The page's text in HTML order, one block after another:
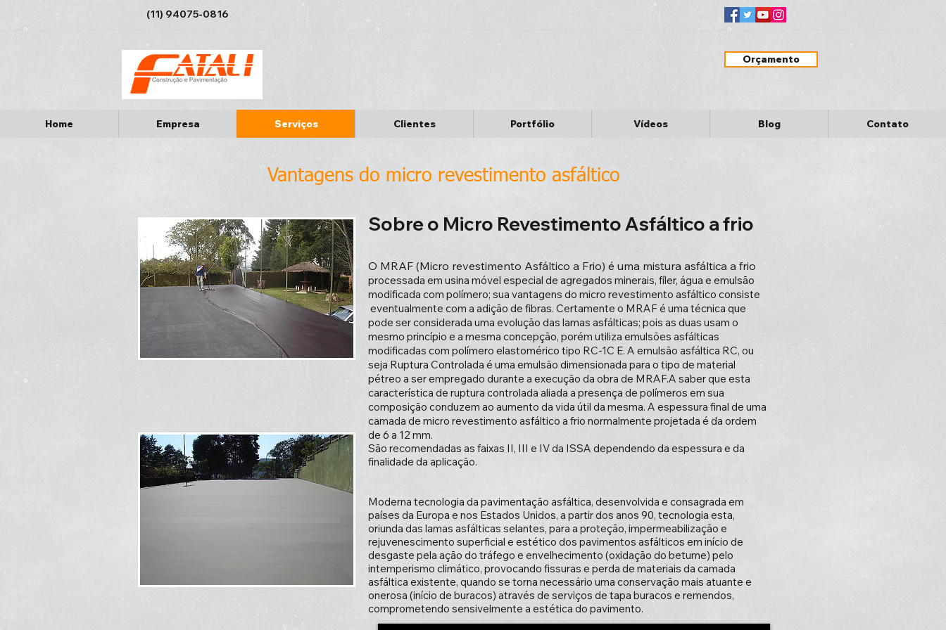
(11) 94075-0816
Orçamento
Home Empresa Serviços Clientes Portfólio Vídeos Blog Contato
Vantagens do micro revestimento asfáltico
Sobre o Micro Revestimento Asfáltico a frio
O MRAF (Micro revestimento Asfáltico a Frio) é uma mistura asfáltica a frio
processada em usina móvel especial de agregados minerais, fíler, água e emulsão
modificada com polímero; sua vantagens do micro revestimento asfáltico consiste
eventualmente com a adição de fibras. Certamente o MRAF é uma técnica que
pode ser considerada uma evolução das lamas asfálticas; pois as duas usam o
mesmo princípio e a mesma concepção, porém utiliza emulsões asfálticas
modificadas com polímero elastomérico tipo RC-1C E. A emulsão asfáltica RC, ou
seja Ruptura Controlada é uma emulsão dimensionada para o tipo de material
pétreo a ser empregado durante a execução da obra de MRAF.A saber que esta
característica de ruptura controlada aliada a presença de polímeros em sua
composição conduzem ao aumento da vida útil da mesma. A espessura final de uma
camada de micro revestimento asfáltico a frio normalmente projetada é da ordem
de 6 a 12 mm.
São recomendadas as faixas II, III e IV da ISSA dependendo da espessura e da
finalidade da aplicação.
Moderna tecnologia da pavimentação asfáltica, desenvolvida e consagrada em
países da Europa e nos Estados Unidos, a partir dos anos 90, tecnologia esta,
oriunda das lamas asfálticas selantes, para a proteção, impermeabilização e
rejuvenescimento superficial e estético dos pavimentos asfálticos em início de
desgaste pela ação do tráfego e envelhecimento (oxidação do betume) pelo
intemperismo climático, provocando fissuras e perda de materiais da camada
asfáltica existente, quando se torna necessário uma conservação mais atuante e
onerosa (início de buracos) através de serviços de tapa buracos e remendos,
comprometendo sensivelmente a estética do pavimento.